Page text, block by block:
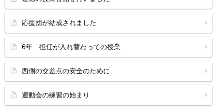
応援団が結成されました
6年 担任が入れ替わっての授業
西側の交差点の安全のために
運動会の練習の始まり